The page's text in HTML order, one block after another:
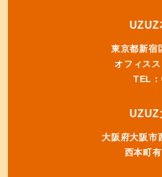
UZUZ
東京都新宿
オフィス
TEL
UZUZ
大阪府大阪市
西本町